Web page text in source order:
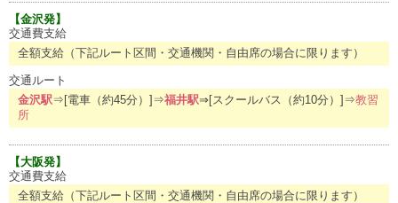
【金沢発】
交通費支給
全額支給（下記ルート区間・交通機関・自由席の場合に限ります）
交通ルート
金沢駅⇒[電車（約45分）]⇒福井駅⇒[スクールバス（約10分）]⇒教習
所
【大阪発】
交通費支給
全額支給（下記ルート区間・交通機関・自由席の場合に限ります）